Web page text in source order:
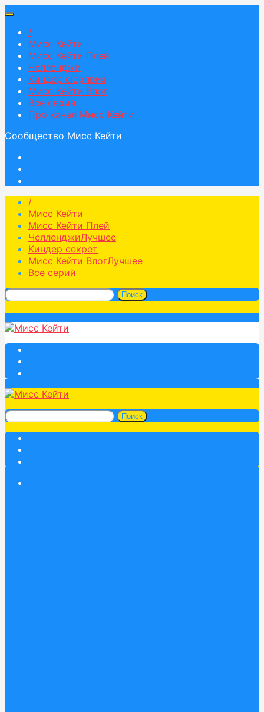
/
Мисс Кейти
Мисс Кейти Плей
Челленджи
Киндер сюрприз
Мисс Кейти Влог
Все серий
Про канал Мисс Кейти
Сообщество Мисс Кейти
/
Мисс Кейти
Мисс Кейти Плей
ЧелленджиЛучшее
Киндер секрет
Мисс Кейти ВлогЛучшее
Все серий
Поиск
Поиск